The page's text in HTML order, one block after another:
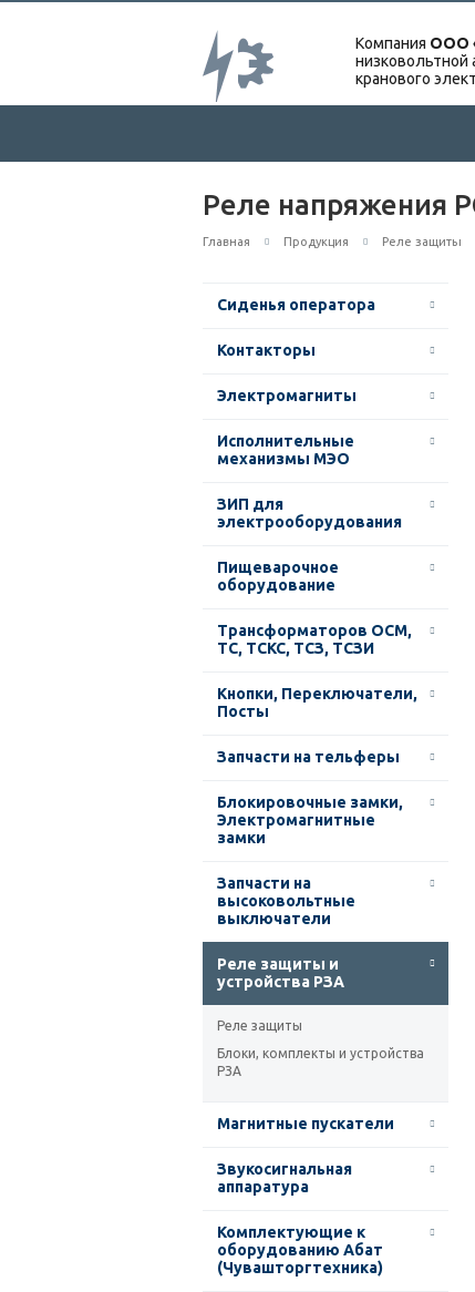
Компания ООО
низковольтной
кранового
Реле напряжения
Главная Продукция Реле защиты
Сиденья оператора
Контакторы
Электромагниты
Исполнительные
механизмы МЭО
ЗИП для
электрооборудования
Пищеварочное
оборудование
Трансформаторов ОСМ,
ТС, ТСКС, ТСЗ, ТСЗИ
Кнопки, Переключатели,
Посты
Запчасти на тельферы
Блокировочные замки,
Электромагнитные
замки
Запчасти на
высоковольтные
выключатели
Реле защиты и
устройства РЗА
Реле защиты
Блоки, комплекты и устройства
РЗА
Магнитные пускатели
Звукосигнальная
аппаратура
Комплектующие к
оборудованию Абат
(Чувашторгтехника)